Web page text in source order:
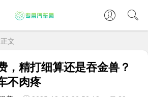
文
，精打细算还是吞金兽？
不肉疼